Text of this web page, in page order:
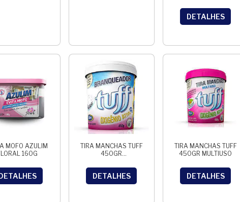
DETALHES
MOFO AZULIM
160G
TIRA MANCHAS TUFF
450GR
DETALHES
TIRA MANCHAS TUFF
450GR MULTIUSO
DETALHES